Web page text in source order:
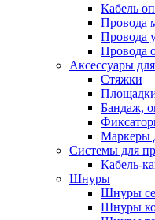
Кабель
Провода
Провода
Провода
Аксессуары
Стяжки
Бандаж,
Маркеры
Системы для
Кабель-
Шнуры
Шнуры
Шнуры